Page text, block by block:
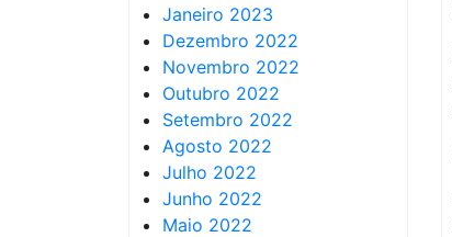
Janeiro 2023
Dezembro 2022
Novembro 2022
Outubro 2022
Setembro 2022
Agosto 2022
Julho 2022
Junho 2022
Maio 2022